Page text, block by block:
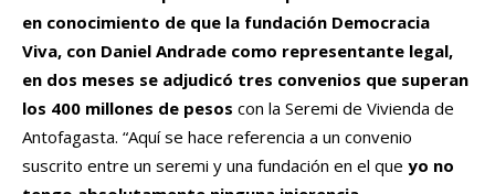
en conocimiento de que la fundación Democracia
Viva, con Daniel Andrade como representante legal,
en dos meses se adjudicó tres convenios que superan
los 400 millones de pesos con la Seremi de Vivienda de
Antofagasta. “Aquí se hace referencia a un convenio
suscrito entre un seremi y una fundación en el que yo no